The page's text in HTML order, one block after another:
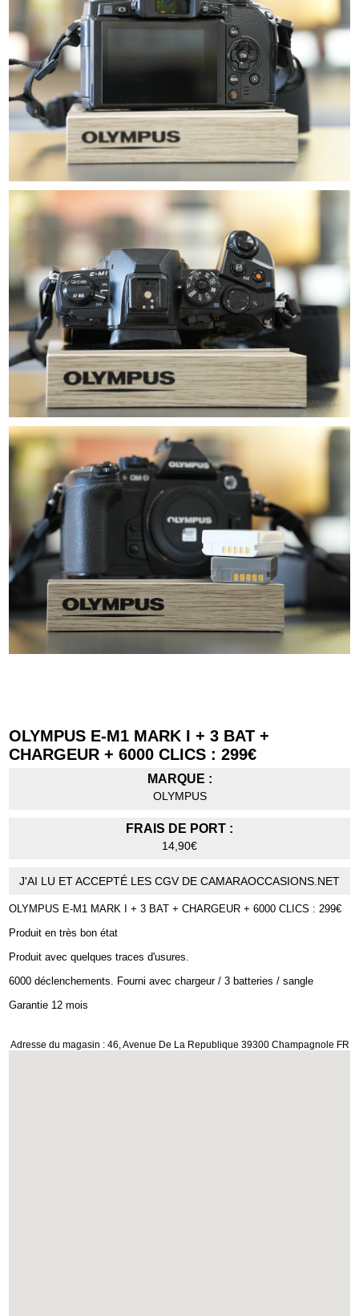
OLYMPUS E-M1 MARK I + 3 BAT +
CHARGEUR + 6000 CLICS : 299€
MARQUE :
OLYMPUS
FRAIS DE PORT :
14,90€
J'AI LU ET ACCEPTÉ LES CGV DE CAMARAOCCASIONS.NET
OLYMPUS E-M1 MARK I + 3 BAT + CHARGEUR + 6000 CLICS : 299€
Produit en très bon état
Produit avec quelques traces d'usures.
6000 déclenchements. Fourni avec chargeur / 3 batteries / sangle
Garantie 12 mois
Adresse du magasin : 46, Avenue De La Republique 39300 Champagnole FR